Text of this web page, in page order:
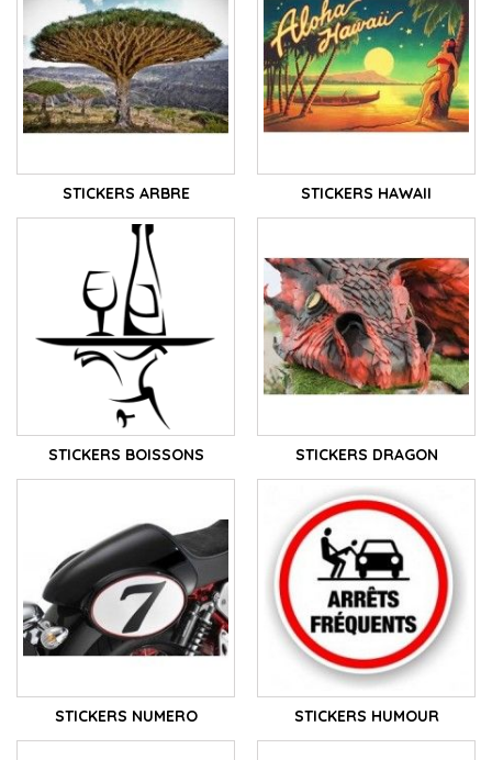
STICKERS ARBRE STICKERS HAWAII
STICKERS BOISSONS STICKERS DRAGON
STICKERS NUMERO STICKERS HUMOUR